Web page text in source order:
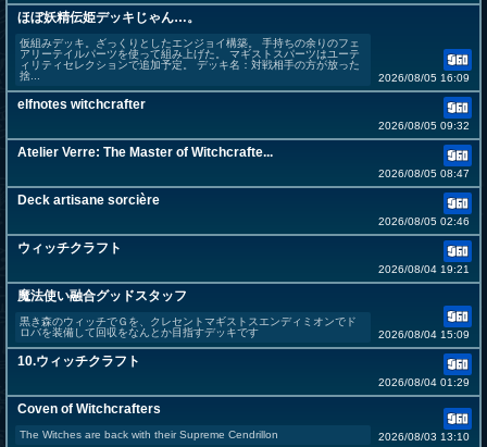
ほぼ妖精伝姫デッキじゃん…。
仮組みデッキ。ざっくりとしたエンジョイ構築。 手持ちの余りのフェ
アリーテイルパーツを使って組み上げた。 マギストスパーツはユーテ
ィリティセレクションで追加予定。 デッキ名：対戦相手の方が放った
捨...
2026/08/05 16:09
elfnotes witchcrafter
2026/08/05 09:32
Atelier Verre: The Master of Witchcrafte...
2026/08/05 08:47
Deck artisane sorcière
2026/08/05 02:46
ウィッチクラフト
2026/08/04 19:21
魔法使い融合グッドスタッフ
黒き森のウィッチでＧを、クレセントマギストスエンディミオンでド
ロバを装備して回収をなんとか目指すデッキです
2026/08/04 15:09
10.ウィッチクラフト
2026/08/04 01:29
Coven of Witchcrafters
The Witches are back with their Supreme Cendrillon 2026/08/03 13:10